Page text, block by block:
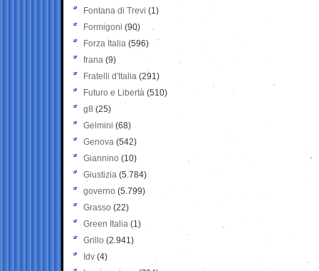
Fontana di Trevi (1)
Formigoni (90)
Forza Italia (596)
frana (9)
Fratelli d'Italia (291)
Futuro e Libertà (510)
g8 (25)
Gelmini (68)
Genova (542)
Giannino (10)
Giustizia (5.784)
governo (5.799)
Grasso (22)
Green Italia (1)
Grillo (2.941)
Idv (4)